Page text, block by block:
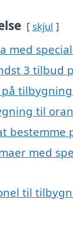
skjul
med
3 tilbud
til
med
til